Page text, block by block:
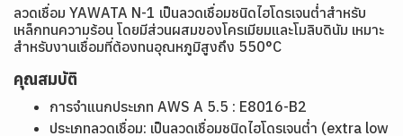
ลวดเชื่อม YAWATA N-1 เป็นลวดเชื่อมชนิดไฮโดรเจนต่ำสำหรับ
เหล็กทนความร้อน โดยมีส่วนผสมของโครเมียมและโมลิบดินัม เหมาะ
สำหรับงานเชื่อมที่ต้องทนอุณหภูมิสูงถึง 550°C
คุณสมบัติ
การจำแนกประเภท AWS A 5.5 : E8016-B2
ประเภทลวดเชื่อม: เป็นลวดเชื่อมชนิดไฮโดรเจนต่ำ (extra low